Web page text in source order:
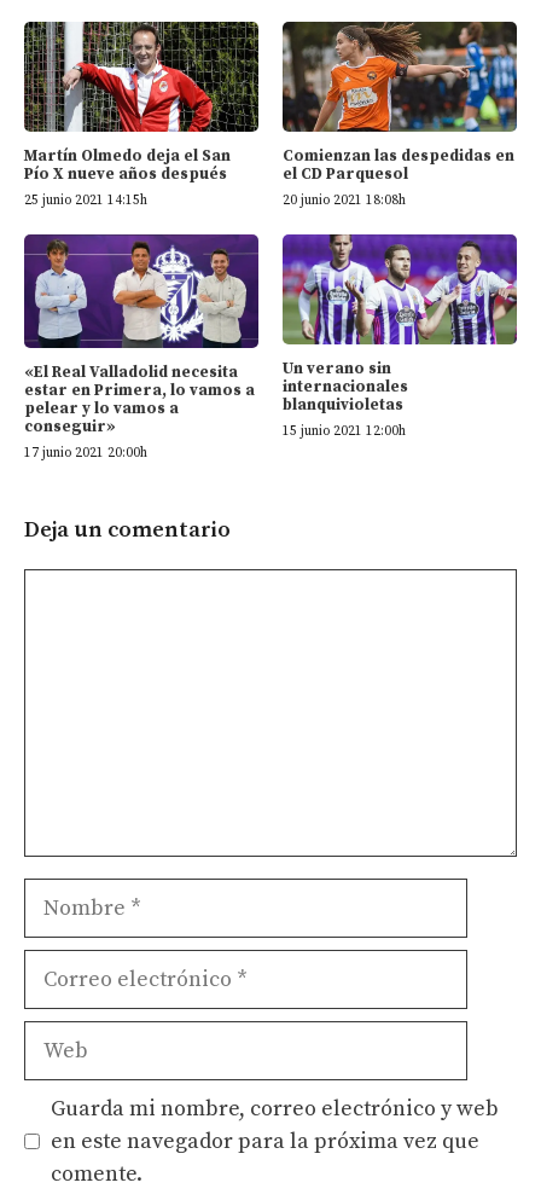
Martín Olmedo deja el San
Pío X nueve años después
25 junio 2021 14:15h
Comienzan las despedidas en
el CD Parquesol
20 junio 2021 18:08h
«El Real Valladolid necesita
estar en Primera, lo vamos a
pelear y lo vamos a
conseguir»
17 junio 2021 20:00h
Un verano sin
internacionales
blanquivioletas
15 junio 2021 12:00h
Deja un comentario
Nombre
Correo
Web
Guarda mi nombre, correo electrónico y web
en este navegador para la próxima vez que
comente.